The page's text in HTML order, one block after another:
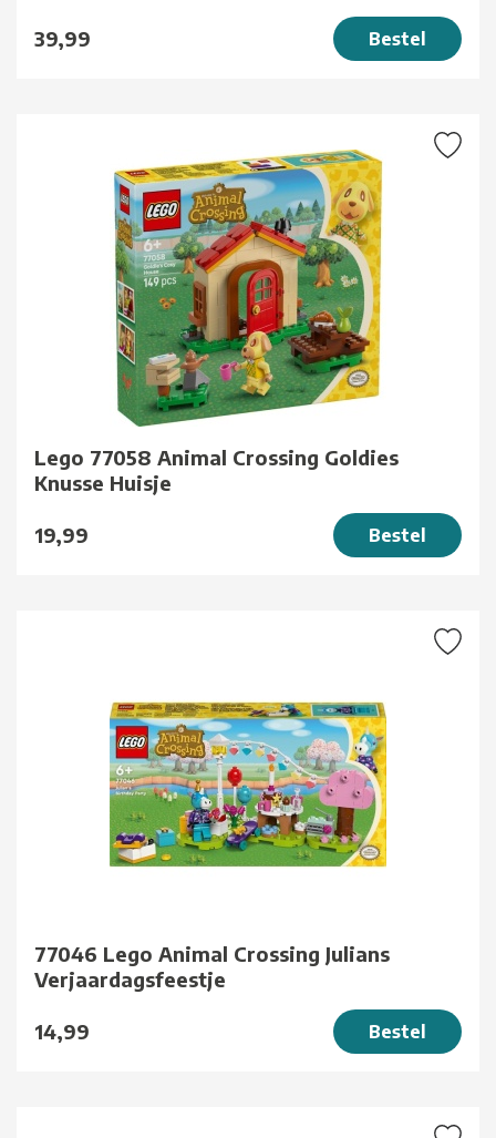
39,99 Bestel
Lego 77058 Animal Crossing Goldies
Knusse Huisje
19,99 Bestel
77046 Lego Animal Crossing Julians
Verjaardagsfeestje
14,99 Bestel